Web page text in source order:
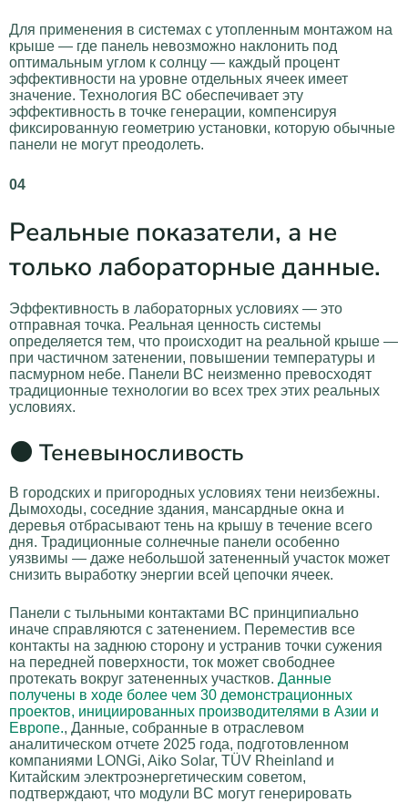
Для применения в системах с утопленным монтажом на
крыше — где панель невозможно наклонить под
оптимальным углом к солнцу — каждый процент
эффективности на уровне отдельных ячеек имеет
значение. Технология BC обеспечивает эту
эффективность в точке генерации, компенсируя
фиксированную геометрию установки, которую обычные
панели не могут преодолеть.
04
Реальные показатели, а не
только лабораторные данные.
Эффективность в лабораторных условиях — это
отправная точка. Реальная ценность системы
определяется тем, что происходит на реальной крыше —
при частичном затенении, повышении температуры и
пасмурном небе. Панели BC неизменно превосходят
традиционные технологии во всех трех этих реальных
условиях.
🌑 Теневыносливость
В городских и пригородных условиях тени неизбежны.
Дымоходы, соседние здания, мансардные окна и
деревья отбрасывают тень на крышу в течение всего
дня. Традиционные солнечные панели особенно
уязвимы — даже небольшой затененный участок может
снизить выработку энергии всей цепочки ячеек.
Панели с тыльными контактами BC принципиально
иначе справляются с затенением. Переместив все
контакты на заднюю сторону и устранив точки сужения
на передней поверхности, ток может свободнее
протекать вокруг затененных участков. Данные
получены в ходе более чем 30 демонстрационных
проектов, инициированных производителями в Азии и
Европе., Данные, собранные в отраслевом
аналитическом отчете 2025 года, подготовленном
компаниями LONGi, Aiko Solar, TÜV Rheinland и
Китайским электроэнергетическим советом,
подтверждают, что модули BC могут генерировать